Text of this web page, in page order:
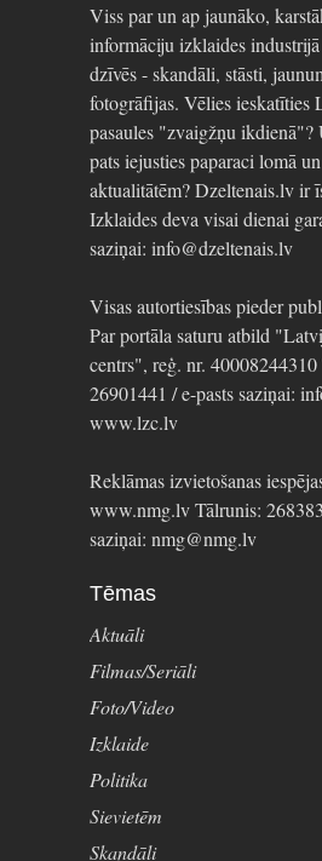
Viss par un ap jaunāko,
informāciju izklaides
dzīvēs - skandāli, stāsti,
fotogrāfijas. Vēlies ieskatīties
pasaules "zvaigžņu ikdienā"?
pats iejusties paparaci lomā
aktualitātēm? Dzeltenais.lv ir
Izklaides deva visai dienai
saziņai: info@dzeltenais.lv
Visas autortiesības pieder
Par portāla saturu atbild
centrs", reģ. nr.
26901441 / e-pasts saziņai:
www.lzc.lv
Reklāmas izvietošanas
www.nmg.lv Tālrunis:
saziņai: nmg@nmg.lv
Tēmas
Aktuāli
Filmas/Seriāli
Foto/Video
Izklaide
Politika
Sievietēm
Skandāli